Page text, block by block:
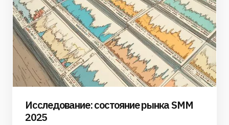
Исследование: состояние рынка SMM
2025